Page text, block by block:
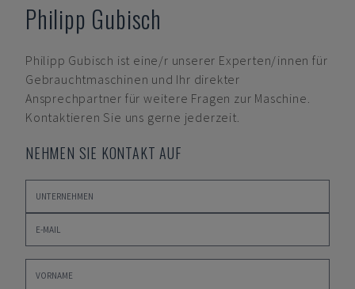
Philipp Gubisch
Philipp Gubisch ist eine/r unserer Experten/innen für
Gebrauchtmaschinen und Ihr direkter
Ansprechpartner für weitere Fragen zur Maschine.
Kontaktieren Sie uns gerne jederzeit.
NEHMEN SIE KONTAKT AUF